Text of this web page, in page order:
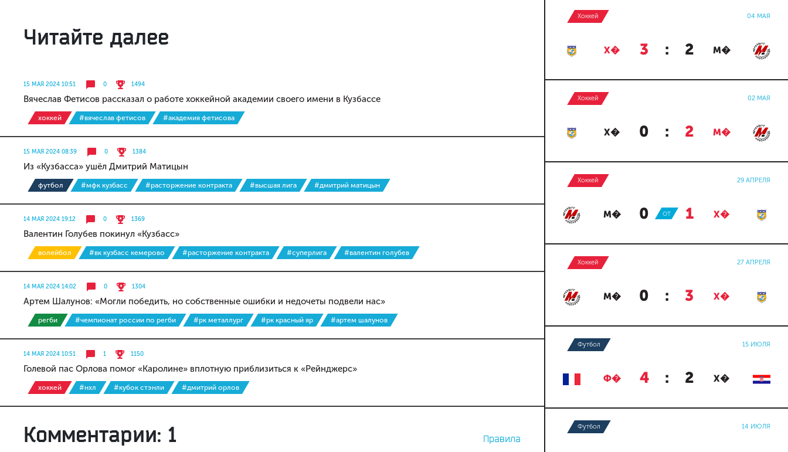
Читайте далее
15 МАЯ 2024 10:51 0 1494
Вячеслав Фетисов рассказал о работе хоккейной академии своего имени в Кузбассе
хоккей #вячеслав фетисов #академия фетисова
15 МАЯ 2024 08:39 0 1384
Из «Кузбасса» ушёл Дмитрий Матицын
футбол #мфк кузбасс #расторжение контракта #высшая лига #дмитрий матицын
14 МАЯ 2024 19:12 0 1369
Валентин Голубев покинул «Кузбасс»
волейбол #вк кузбасс кемерово #расторжение контракта #суперлига #валентин голубев
14 МАЯ 2024 14:02 0 1304
Артем Шалунов: «Могли победить, но собственные ошибки и недочеты подвели нас»
регби #чемпионат россии по регби #рк металлург #рк красный яр #артем шалунов
14 МАЯ 2024 10:51 1 1150
Голевой пас Орлова помог «Каролине» вплотную приблизиться к «Рейнджерс»
хоккей #нхл #кубок стэнли #дмитрий орлов
Комментарии: 1 Правила
Хоккей 04 МАЯ
Х� 3 : 2 М�
Хоккей 02 МАЯ
Х� 0 : 2 М�
Хоккей 29 АПРЕЛЯ
М� 0 : 1 Х�
ОТ
Хоккей 27 АПРЕЛЯ
М� 0 : 3 Х�
Футбол 15 ИЮЛЯ
Ф� 4 : 2 Х�
Футбол 14 ИЮЛЯ